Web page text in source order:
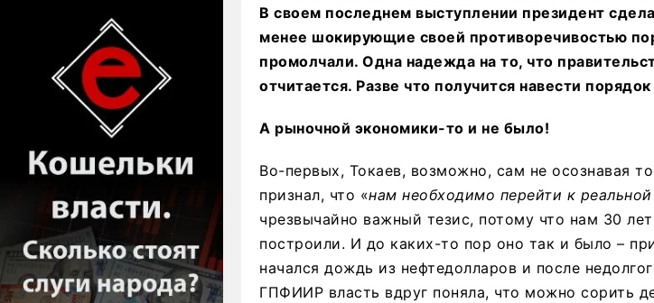
В своем последнем выступлении президент
менее шокирующие своей противоречивостью
промолчали. Одна надежда на то, что
отчитается. Разве что получится навести
А рыночной экономики-то и не было!
Во-первых, Токаев, возможно, сам не осознавая
признал, что «нам необходимо перейти к
чрезвычайно важный тезис, потому что нам 30
построили. И до каких-то пор оно так и было –
начался дождь из нефтедолларов и после
ГПФИИР власть вдруг поняла, что можно сорить